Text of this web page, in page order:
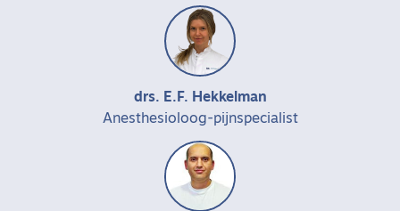
drs. E.F. Hekkelman
Anesthesioloog-pijnspecialist